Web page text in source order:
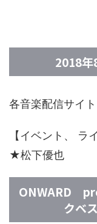
2018年
各音楽配信サイ
【イベント、 ラ
★松下優也
ONWARD
クベ